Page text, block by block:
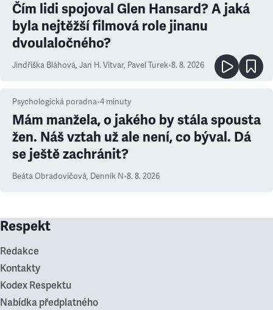
Čím lidi spojoval Glen Hansard? A jaká
byla nejtěžší filmová role jinanu
dvoulaločného?
Jindřiška Bláhová, Jan H. Vitvar, Pavel Turek•8. 8. 2026
Psychologická poradna•4 minuty
Mám manžela, o jakého by stála spousta
žen. Náš vztah už ale není, co býval. Dá
se ještě zachránit?
Beáta Obradovičová, Denník N•8. 8. 2026
Respekt
Redakce
Kontakty
Kodex Respektu
Nabídka předplatného